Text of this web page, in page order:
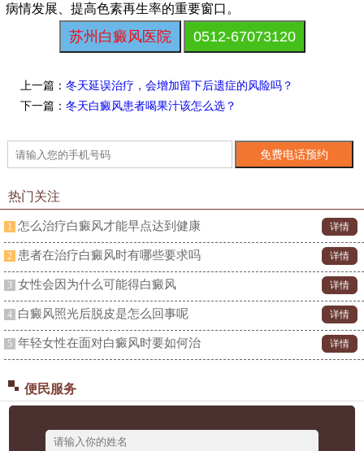
病情发展、提高色素再生率的重要窗口。
苏州白癜风医院 0512-67073120
上一篇：冬天延误治疗，会增加留下后遗症的风险吗？
下一篇：冬天白癜风患者喝果汁该怎么选？
热门关注
1 怎么治疗白癜风才能早点达到健康 详情
2 患者在治疗白癜风时有哪些要求吗 详情
3 女性会因为什么可能得白癜风 详情
4 白癜风照光后脱皮是怎么回事呢 详情
5 年轻女性在面对白癜风时要如何治 详情
便民服务